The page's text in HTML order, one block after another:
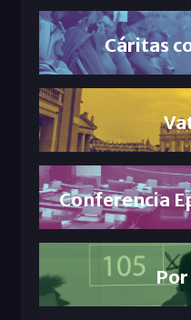
Cáritas
Conferencia